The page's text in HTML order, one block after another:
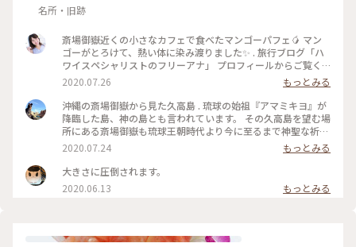
名所・旧跡
斎場御嶽近くの小さなカフェで食べたマンゴーパフェ🥭 マン
ゴーがとろけて、熱い体に染み渡りました✨ . 旅行ブログ「ハ
ワイスペシャリストのフリーアナ」 プロフィールからご覧く
ださい🌺 . #わたしの旅 #涼しげスイーツ #マンゴー #沖縄 #沖
縄旅行 #沖縄本島 #マンゴーソフト #マンゴーソフトクリーム
#マンゴーパフェ #斎場御嶽 #パワースポット
2020.07.26
もっとみる
沖縄の斎場御嶽から見た久高島 . 琉球の始祖『アマミキヨ』が
降臨した島、神の島とも言われています。 その久高島を望む場
所にある斎場御嶽も琉球王朝時代より今に至るまで神聖な祈り
の場とされている場所です。 今はパワースポットとして有名に
なり観光客も増えましたが、沖縄の方にとってはとても神聖な
場所ですので、マナーを守って訪れなきゃいけない場所です。
かなり歩く場所ですのでスニーカーがオススメです。入場券は
麓の道の駅で購入することができます。 . 最近はなかなかお出
2020.07.24
もっとみる
大きさに圧倒されます。
2020.06.13
もっとみる